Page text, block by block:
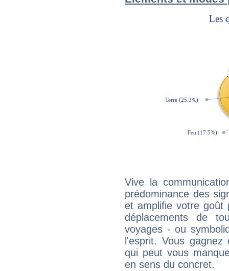
Vive la
prédominance des
et amplifie votre goût
déplacements de
voyages - ou
l'esprit. Vous
qui peut vous
en sens du concret.